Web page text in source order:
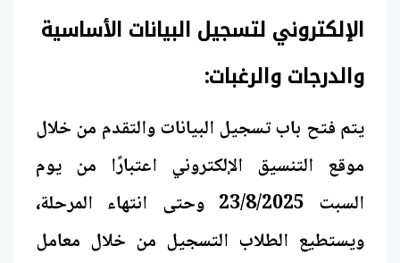
الإلكتروني لتسجيل البيانات الأساسية
والدرجات والرغبات:
يتم فتح باب تسجيل البيانات والتقدم من خلال
موقع التنسيق الإلكتروني اعتبارًا من يوم
السبت 23/8/2025 وحتى انتهاء المرحلة،
ويستطيع الطلاب التسجيل من خلال معامل